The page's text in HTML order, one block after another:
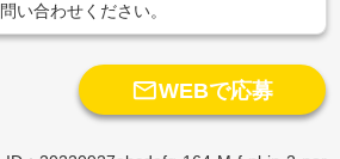
い合わせください。
WEBで応募